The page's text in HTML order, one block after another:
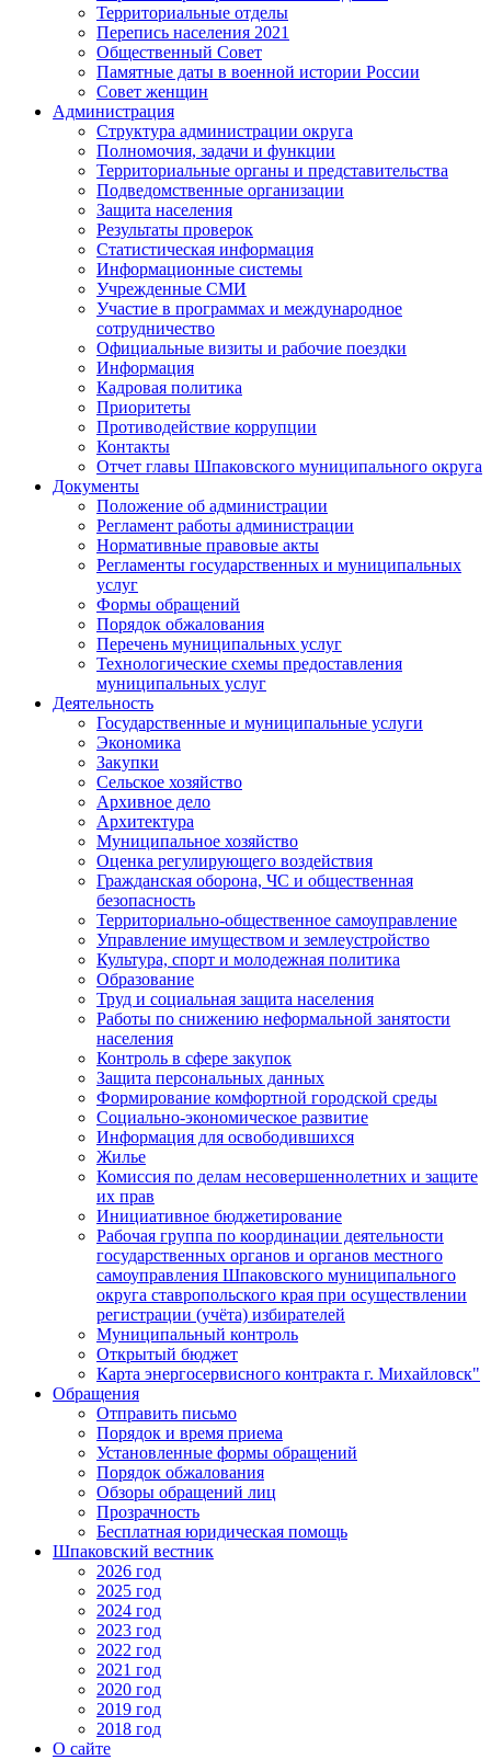
Территориальные отделы
Перепись населения 2021
Общественный Совет
Памятные даты в военной истории России
Совет женщин
Администрация
Структура администрации округа
Полномочия, задачи и функции
Территориальные органы и представительства
Подведомственные организации
Защита населения
Результаты проверок
Статистическая информация
Информационные системы
Учрежденные СМИ
Участие в программах и международное
сотрудничество
Официальные визиты и рабочие поездки
Информация
Кадровая политика
Приоритеты
Противодействие коррупции
Контакты
Отчет главы Шпаковского муниципального округа
Документы
Положение об администрации
Регламент работы администрации
Нормативные правовые акты
Регламенты государственных и муниципальных
услуг
Формы обращений
Порядок обжалования
Перечень муниципальных услуг
Технологические схемы предоставления
муниципальных услуг
Деятельность
Государственные и муниципальные услуги
Экономика
Закупки
Сельское хозяйство
Архивное дело
Архитектура
Муниципальное хозяйство
Оценка регулирующего воздействия
Гражданская оборона, ЧС и общественная
безопасность
Территориально-общественное самоуправление
Управление имуществом и землеустройство
Культура, спорт и молодежная политика
Образование
Труд и социальная защита населения
Работы по снижению неформальной занятости
населения
Контроль в сфере закупок
Защита персональных данных
Формирование комфортной городской среды
Социально-экономическое развитие
Информация для освободившихся
Жилье
Комиссия по делам несовершеннолетних и защите
их прав
Инициативное бюджетирование
Рабочая группа по координации деятельности
государственных органов и органов местного
самоуправления Шпаковского муниципального
округа ставропольского края при осуществлении
регистрации (учёта) избирателей
Муниципальный контроль
Открытый бюджет
Карта энергосервисного контракта г. Михайловск"
Обращения
Отправить письмо
Порядок и время приема
Установленные формы обращений
Порядок обжалования
Обзоры обращений лиц
Прозрачность
Бесплатная юридическая помощь
Шпаковский вестник
2026 год
2025 год
2024 год
2023 год
2022 год
2021 год
2020 год
2019 год
2018 год
О сайте